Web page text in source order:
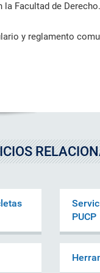
de contacto de
investigadores,
Facultad de Derecho.
y reglamento
PUCP